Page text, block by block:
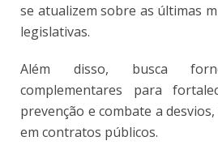
se atualizem sobre as últimas
legislativas.
Além disso, busca
complementares para
prevenção e combate a
em contratos públicos.